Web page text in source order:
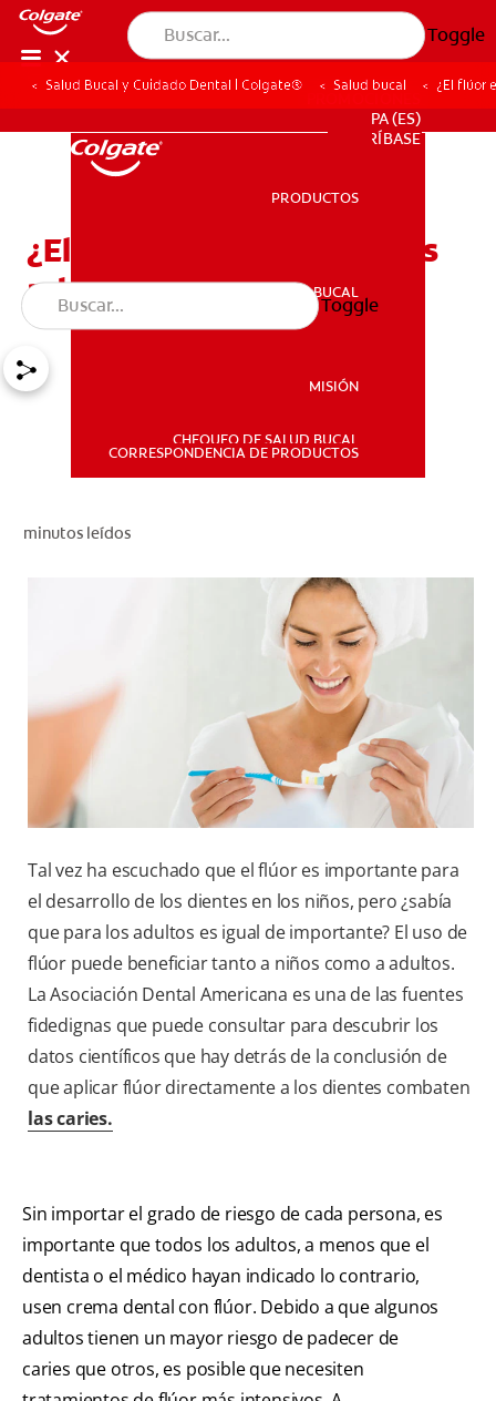
Toggle
SALUD BUCAL
PROMOCIONES
SUSCRÍBASE
PA (ES)
SUSCRÍBASE
PRODUCTOS
SALUD BUCAL
MISIÓN
CHEQUEO DE SALUD BUCAL
CORRESPONDENCIA DE PRODUCTOS
Toggle
Salud Bucal y Cuidado Dental | Colgate® Salud bucal ¿El flúor
¿El flúor es bueno para los
adultos?
minutos leídos
Tal vez ha escuchado que el flúor es importante para
el desarrollo de los dientes en los niños, pero ¿sabía
que para los adultos es igual de importante? El uso de
flúor puede beneficiar tanto a niños como a adultos.
La Asociación Dental Americana es una de las fuentes
fidedignas que puede consultar para descubrir los
datos científicos que hay detrás de la conclusión de
que aplicar flúor directamente a los dientes combaten
las caries.
Sin importar el grado de riesgo de cada persona, es
importante que todos los adultos, a menos que el
dentista o el médico hayan indicado lo contrario,
usen crema dental con flúor. Debido a que algunos
adultos tienen un mayor riesgo de padecer de
caries que otros, es posible que necesiten